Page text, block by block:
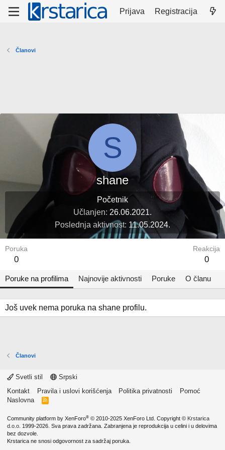
Prijava Registracija
Članovi
S
shane
Početnik
Učlanjen 26.06.2021.
Poslednja aktivnost 11.05.2024.
Poruka
0
Reakcija
0
Poruke na profilima Najnovije aktivnosti Poruke O članu
Još uvek nema poruka na shane profilu.
Članovi
Svetli stil
Srpski
Kontakt
Pravila i uslovi korišćenja Politika privatnosti
Pomoć
Naslovna
R
Community platform by XenForo® © 2010-2025 XenForo Ltd. Copyright © Krstarica
d.o.o. 1999-2026. Sva prava zadržana. Zabranjena je reprodukcija u celini i u delovima
bez dozvole.
Krstarica ne snosi odgovornost za sadržaj poruka.